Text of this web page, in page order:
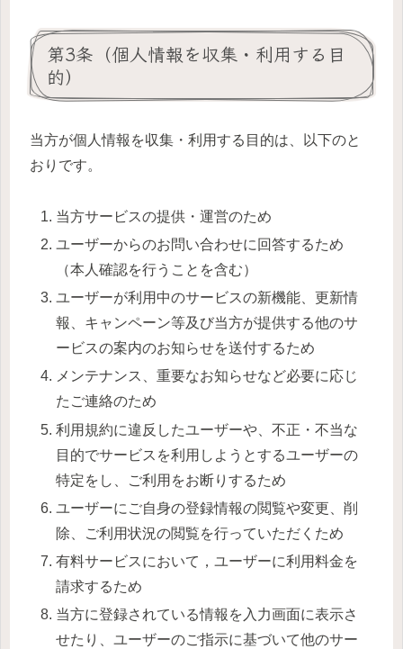
第3条（個人情報を収集・利用する目
的）
当方が個人情報を収集・利用する目的は、以下のと
おりです。
当方サービスの提供・運営のため
ユーザーからのお問い合わせに回答するため
（本人確認を行うことを含む）
ユーザーが利用中のサービスの新機能、更新情
報、キャンペーン等及び当方が提供する他のサ
ービスの案内のお知らせを送付するため
メンテナンス、重要なお知らせなど必要に応じ
たご連絡のため
利用規約に違反したユーザーや、不正・不当な
目的でサービスを利用しようとするユーザーの
特定をし、ご利用をお断りするため
ユーザーにご自身の登録情報の閲覧や変更、削
除、ご利用状況の閲覧を行っていただくため
有料サービスにおいて，ユーザーに利用料金を
請求するため
当方に登録されている情報を入力画面に表示さ
せたり、ユーザーのご指示に基づいて他のサー